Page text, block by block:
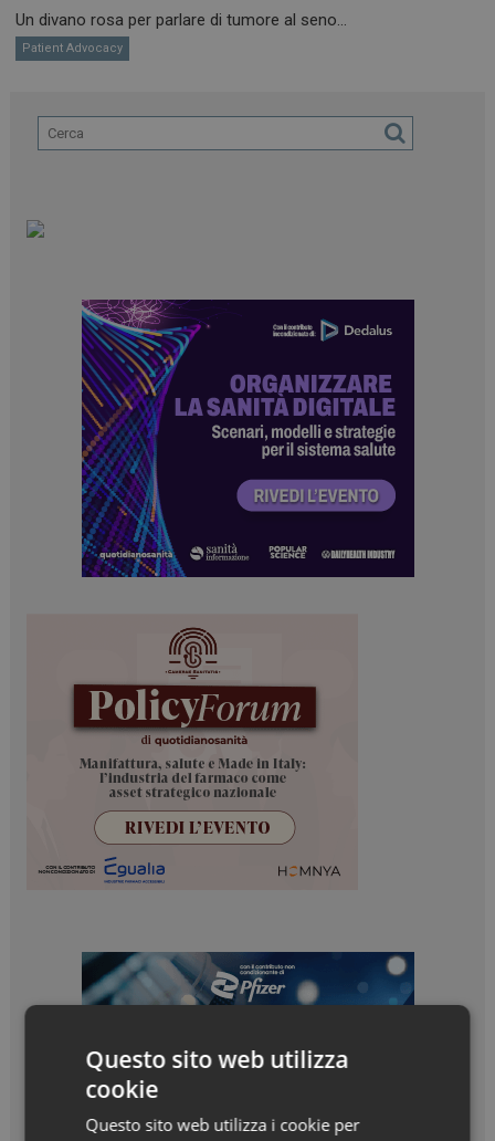
Un divano rosa per parlare di tumore al seno...
Patient Advocacy
Questo sito web utilizza
cookie
Questo sito web utilizza i cookie per